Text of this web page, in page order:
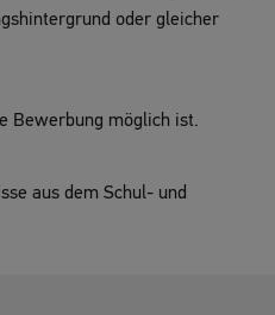
oder gleicher
Bewerbung möglich ist.
aus dem Schul- und